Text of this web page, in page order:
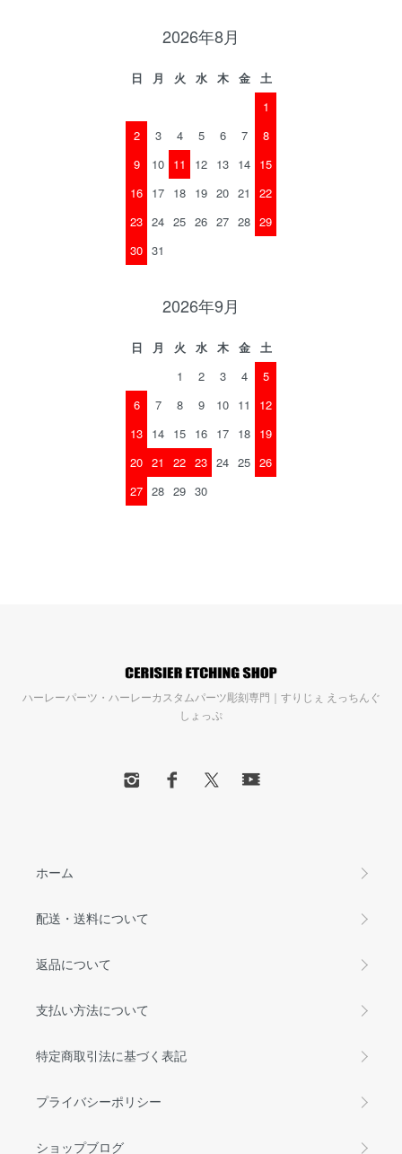
2026年8月
日 月 火 水 木 金
土
1
2
3 4 5 6 7
8
9
10 11 12 13 14 15
16 17 18 19 20 21
22
23 24 25 26 27 28 29
30 31
2026年9月
日 月 火 水 木 金
土
1
2 3 4
5
6
7 8 9 10 11
12
13 14 15 16 17 18 19
20 21 22 23 24 25 26
27 28 29 30
ハーレーパーツ・ハーレーカスタムパーツ彫刻専門｜すりじぇ えっちんぐ
しょっぷ
ホーム
配送・送料について
返品について
支払い方法について
特定商取引法に基づく表記
プライバシーポリシー
ショップブログ